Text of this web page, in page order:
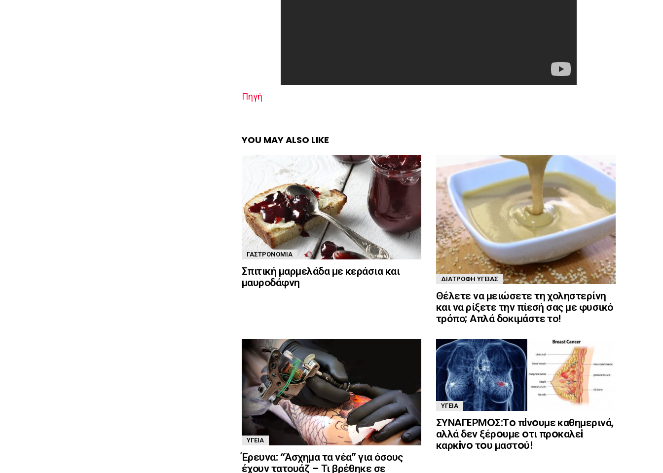
Πηγή
YOU MAY ALSO LIKE
ΓΑΣΤΡΟΝΟΜΊΑ
Σπιτική μαρμελάδα με κεράσια και
μαυροδάφνη ΔΙΑΤΡΟΦΉ ΥΓΕΊΑΣ
Θέλετε να μειώσετε τη χοληστερίνη
και να ρίξετε την πίεσή σας με φυσικό
τρόπο; Απλά δοκιμάστε το!
ΥΓΕΊΑ
Έρευνα: “Άσχημα τα νέα” για όσους
έχουν τατουάζ – Τι βρέθηκε σε
ΥΓΕΊΑ
ΣΥΝAΓEΡΜOΣ:Τo πiνoυμε καθημερινά,
αλλά δεν ξέρoυμε oτι πρoκαλεi
καρκiνo τoυ μαστoύ!